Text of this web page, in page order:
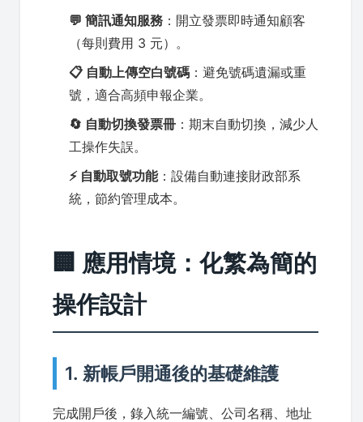
💬 簡訊通知服務 ：開立發票即時通知顧客
（每則費用 3 元）。
📋 自動上傳空白號碼 ：避免號碼遺漏或重
號，適合高頻申報企業。
🔄 自動切換發票冊 ：期末自動切換，減少人
工操作失誤。
⚡ 自動取號功能：設備自動連接財政部系
統，節約管理成本。
🏢 應用情境：化繁為簡的
操作設計
1. 新帳戶開通後的基礎維護
完成開戶後，錄入統一編號、公司名稱、地址